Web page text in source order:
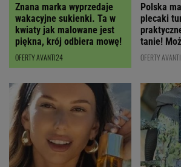
Znana marka wyprzedaje
wakacyjne sukienki. Ta w
kwiaty jak malowane jest
piękna, krój odbiera mowę!
OFERTY AVANTI24
Polska
plecaki
tanie!
OFERTY